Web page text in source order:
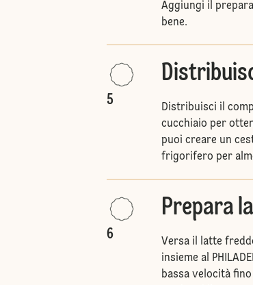
Aggiungi il
bene.
5
Distribuisci il
cucchiaio per
puoi creare un
frigorifero per
6
Prepara
Versa il latte
insieme al
bassa velocità